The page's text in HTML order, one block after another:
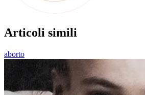
Articoli simili
aborto